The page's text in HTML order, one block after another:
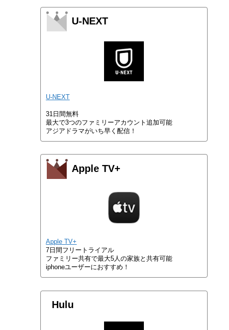
U-NEXT
U-NEXT
31日間無料
最大で3つのファミリーアカウント追加可能
アジアドラマがいち早く配信！
Apple TV+
Apple TV+
7日間フリートライアル
ファミリー共有で最大5人の家族と共有可能
iphoneユーザーにおすすめ！
Hulu